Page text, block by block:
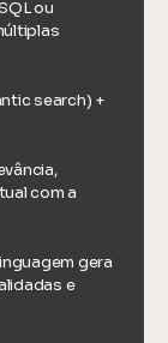
ou
search) +
com a
gera
e